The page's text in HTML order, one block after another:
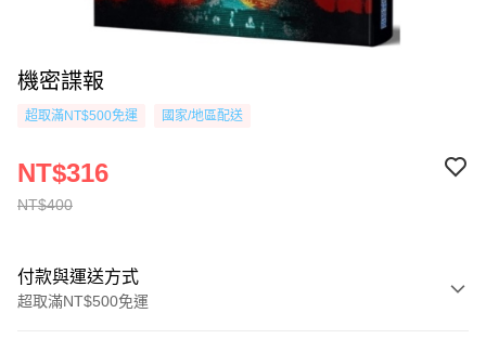
機密諜報
超取滿NT$500免運 國家/地區配送
NT$400
NT$316
付款與運送方式
超取滿NT$500免運